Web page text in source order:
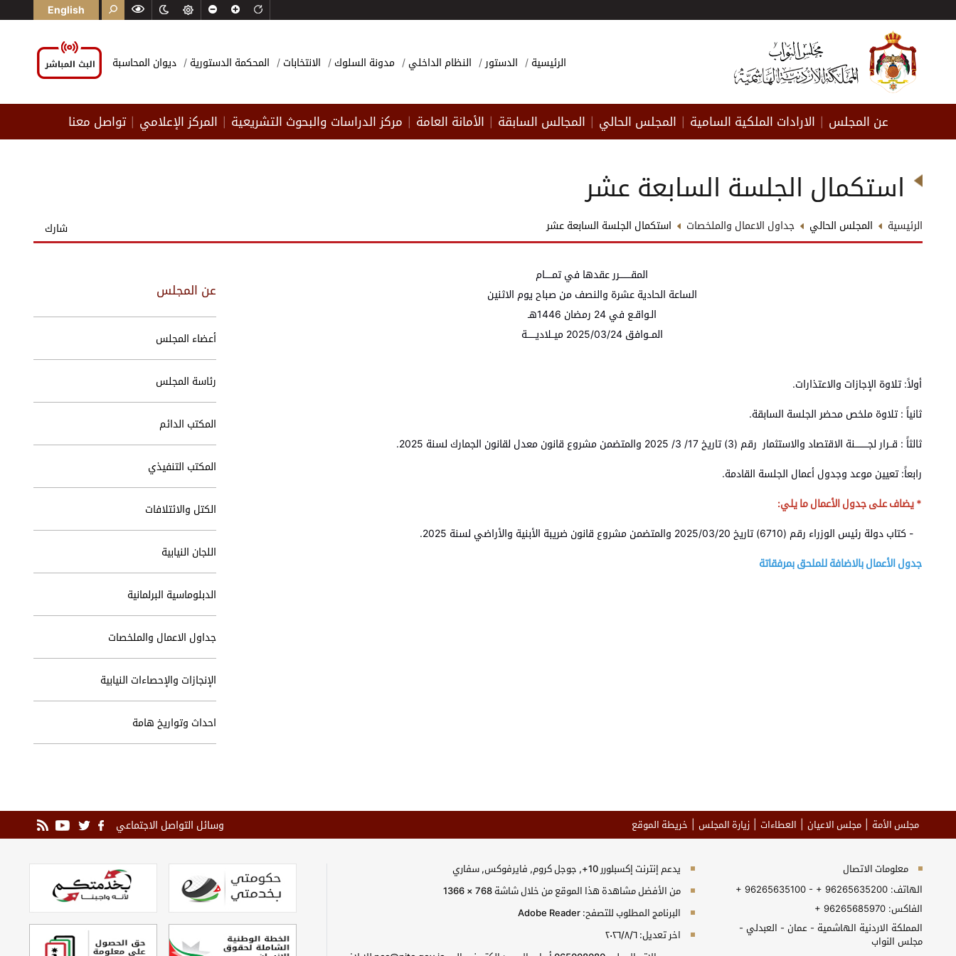
English
الرئيسية الدستور النظام الداخلي مدونة السلوك الانتخابات المحكمة الدستورية ديوان المحاسبة
عن المجلس الارادات الملكية السامية المجلس الحالي المجالس السابقة الأمانة العامة مركز الدراسات والبحوث التشريعية المركز الإعلامي تواصل معنا
استكمال الجلسة السابعة عشر
الرئيسية المجلس الحالي جداول الاعمال والملخصات استكمال الجلسة السابعة عشر شارك
المقــــــــرر عقدها في تمـــــام
الساعة الحادية عشرة والنصف من صباح يوم الاثنين
الـواقـع في 24 رمضان 1446هـ
المــوافق 2025/03/24 ميــلاديــــــة
أولاً: تلاوة الإجازات والاعتذارات.
ثانياً : تلاوة ملخص محضر الجلسة السابقة.
ثالثاً : قــرار لجـــــــــنة الاقتصاد والاستثمار رقم (3) تاريخ 17/ 3/ 2025 والمتضمن مشروع قانون معدل لقانون الجمارك لسنة 2025.
رابعاً: تعيين موعد وجدول أعمال الجلسة القادمة.
* يضاف على جدول الأعمال ما يلي:
- كتاب دولة رئيس الوزراء رقم (6710) تاريخ 2025/03/20 والمتضمن مشروع قانون ضريبة الأبنية والأراضي لسنة 2025.
جدول الأعمال بالاضافة للملحق بمرفقاتة
عن المجلس
أعضاء المجلس
رئاسة المجلس
المكتب الدائم
المكتب التنفيذي
الكتل والائتلافات
اللجان النيابية
الدبلوماسية البرلمانية
جداول الاعمال والملخصات
الإنجازات والإحصاءات النيابية
احداث وتواريخ هامة
مجلس الأمة مجلس الاعيان العطاءات زيارة المجلس خريطة الموقع وسائل التواصل الاجتماعي
معلومات الاتصال
الهاتف: + 96265635100 - + 96265635200
الفاكس: + 96265685970
المملكة الاردنية الهاشمية - عمان - العبدلي -
مجلس النواب
يدعم إنترنت إكسبلورر 10+, جوجل كروم, فايرفوكس, سفاري
من الأفضل مشاهدة هذا الموقع من خلال شاشة 768 × 1366
البرنامج المطلوب للتصفح: Adobe Reader
اخر تعديل: ٢٠٢٦/٨/٦